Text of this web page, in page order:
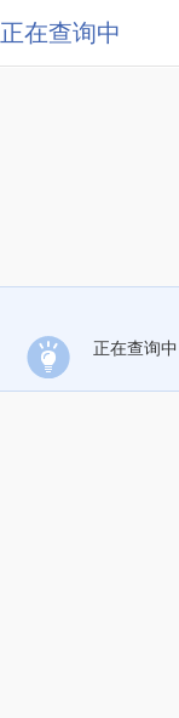
正在查询中
正在查询